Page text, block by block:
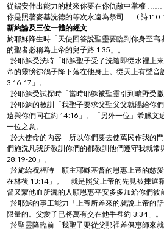
從錫安伸出能力的杖來你要在你仇敵中掌權 ……
你是照著麥基洗德的等次永遠為祭司 … .( 詩
新約論及三位一體的經文
於耶穌降生時「天使回答說聖靈要臨到你身至高
的聖者必稱為上帝的兒子路 1:35」。
於耶穌受洗時「耶穌聖子受了洗隨即從水裡上
帝的靈徬彿鴿子降下落在他身上。從天上有聲音
3:16-17」。
於耶穌受試探時「當時耶穌被聖靈引到曠野受撒
於耶穌的教訓「我聖子要求父聖父父就賜給你
遠與你們同在約 14:16」。「另外一位」希臘文
一位之意。
於大使命的內容「所以你們要去使萬民作我的
們施洗凡我所教訓你們的都教訓他們遵守我就
28:19-20」。
於施給祝福時「願主耶穌基督的恩惠上帝的慈
在林後 13:14」。「就是照父上帝的先見被揀選
督又蒙他血所灑的人願恩惠平安多多加給你們彼
於耶穌的事工能力「上帝所差來的就說上帝的
限量的。父愛子已將萬有交在他手裡約 3:34」。
於聖靈降臨前「我聖子要從父那裡差保惠師來